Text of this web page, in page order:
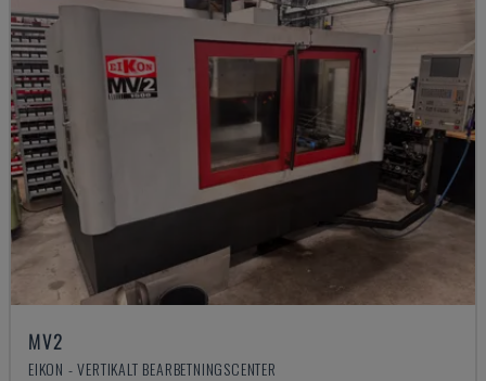
MV2
EIKON - VERTIKALT BEARBETNINGSCENTER